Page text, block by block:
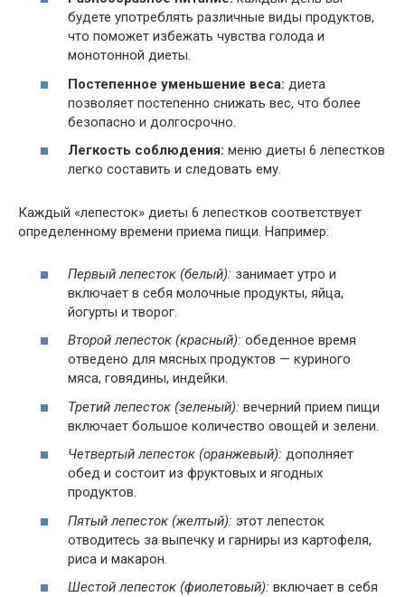
будете употреблять различные виды продуктов,
что поможет избежать чувства голода и
монотонной диеты.
Постепенное уменьшение веса: диета
позволяет постепенно снижать вес, что более
безопасно и долгосрочно.
Легкость соблюдения: меню диеты 6 лепестков
легко составить и следовать ему.
Каждый «лепесток» диеты 6 лепестков соответствует
определенному времени приема пищи. Например:
Первый лепесток (белый): занимает утро и
включает в себя молочные продукты, яйца,
йогурты и творог.
Второй лепесток (красный): обеденное время
отведено для мясных продуктов — куриного
мяса, говядины, индейки.
Третий лепесток (зеленый): вечерний прием пищи
включает большое количество овощей и зелени.
Четвертый лепесток (оранжевый): дополняет
обед и состоит из фруктовых и ягодных
продуктов.
Пятый лепесток (желтый): этот лепесток
отводитесь за выпечку и гарниры из картофеля,
риса и макарон.
Шестой лепесток (фиолетовый): включает в себя